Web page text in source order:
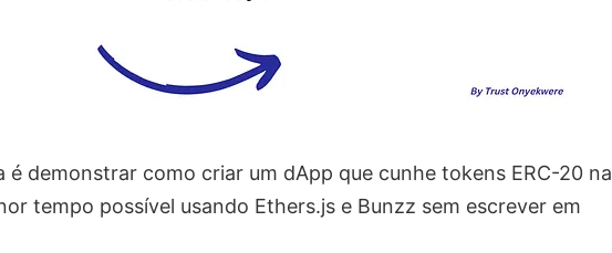
é demonstrar como criar um dApp que cunhe tokens ERC-20 na
tempo possível usando Ethers.js e Bunzz sem escrever em